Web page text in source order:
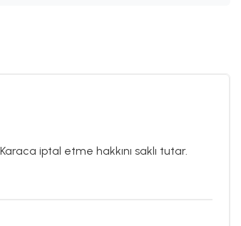
iptal etme hakkını saklı tutar.